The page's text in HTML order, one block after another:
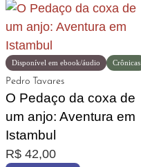
Crônicas
Disponível em ebook/áudio
Pedro Tavares
O Pedaço da coxa de
um anjo: Aventura em
Istambul
R$ 42,00